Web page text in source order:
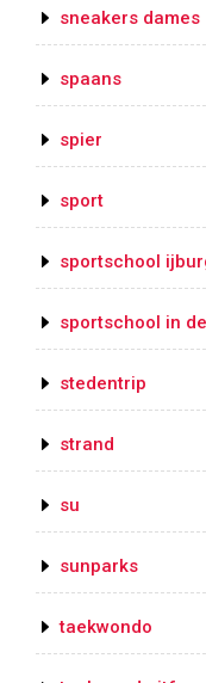
sneakers dames
spaans
spier
sport
sportschool
sportschool in
stedentrip
strand
su
sunparks
taekwondo